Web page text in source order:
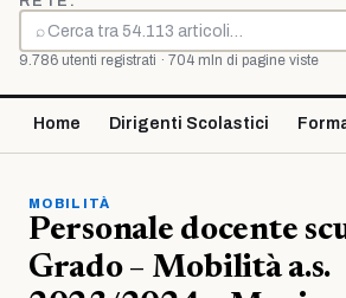
⌕
Cerca
9.786 utenti registrati · 704 mln di pagine viste
Home Dirigenti Scolastici
MOBILITÀ
Personale docente
Grado – Mobilità a.s.